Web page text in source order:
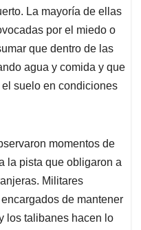
La mayoría de ellas
por el miedo o
que dentro de las
agua y comida y que
suelo en condiciones
momentos de
la pista que obligaron a
Militares
de mantener
los talibanes hacen lo